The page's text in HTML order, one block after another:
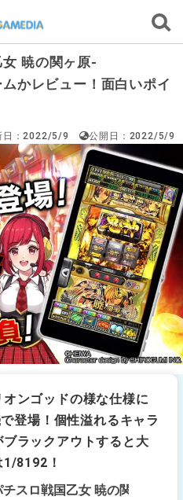
暁の関ヶ原-
かレビュー！面白いポイ
日：2022/5/9 公開日：2022/5/9
ンゴッドの様な仕様に
登場！個性溢れるキャラ
ラックアウトすると大
8192！
スロ戦国乙女 暁の関ヶ原-